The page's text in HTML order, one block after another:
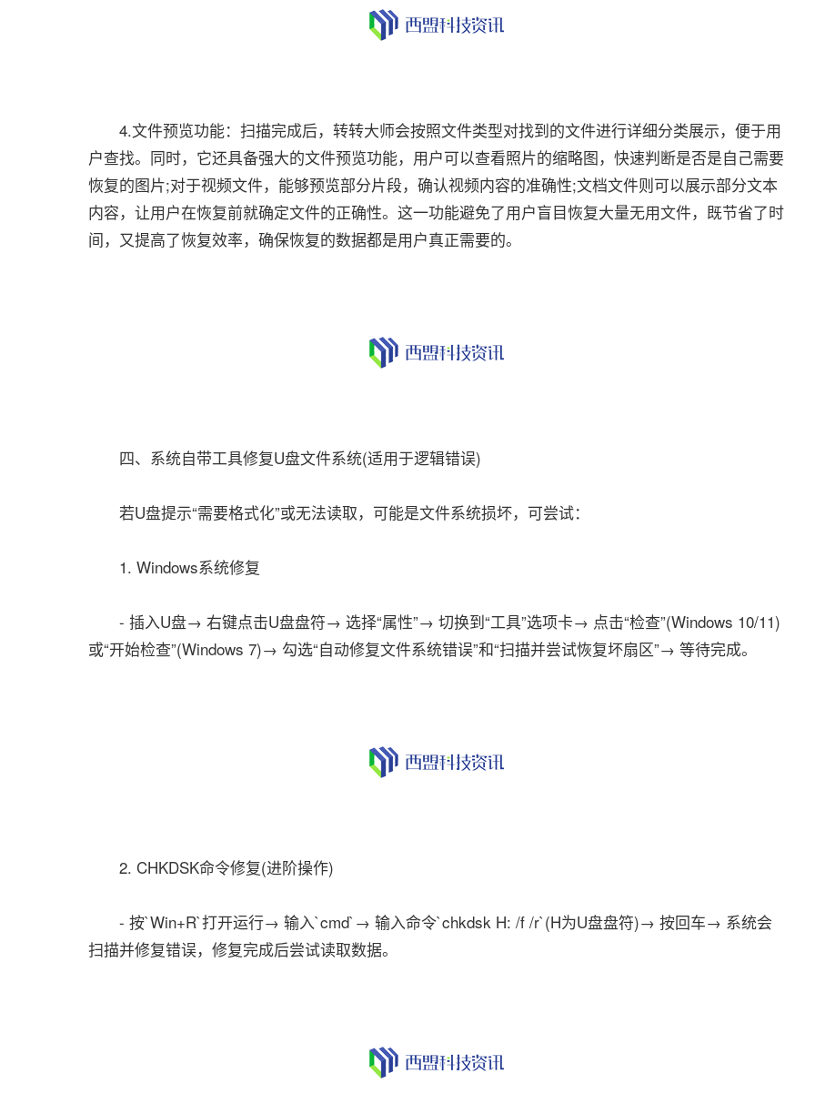
4.文件预览功能：扫描完成后，转转大师会按照文件类型对找到的文件进行详细分类展示，便于用
户查找。同时，它还具备强大的文件预览功能，用户可以查看照片的缩略图，快速判断是否是自己需要
恢复的图片;对于视频文件，能够预览部分片段，确认视频内容的准确性;文档文件则可以展示部分文本
内容，让用户在恢复前就确定文件的正确性。这一功能避免了用户盲目恢复大量无用文件，既节省了时
间，又提高了恢复效率，确保恢复的数据都是用户真正需要的。
四、系统自带工具修复U盘文件系统(适用于逻辑错误)
若U盘提示“需要格式化”或无法读取，可能是文件系统损坏，可尝试：
1. Windows系统修复
- 插入U盘→ 右键点击U盘盘符→ 选择“属性”→ 切换到“工具”选项卡→ 点击“检查”(Windows 10/11)
或“开始检查”(Windows 7)→ 勾选“自动修复文件系统错误”和“扫描并尝试恢复坏扇区”→ 等待完成。
2. CHKDSK命令修复(进阶操作)
- 按`Win+R`打开运行→ 输入`cmd`→ 输入命令`chkdsk H: /f /r`(H为U盘盘符)→ 按回车→ 系统会
扫描并修复错误，修复完成后尝试读取数据。